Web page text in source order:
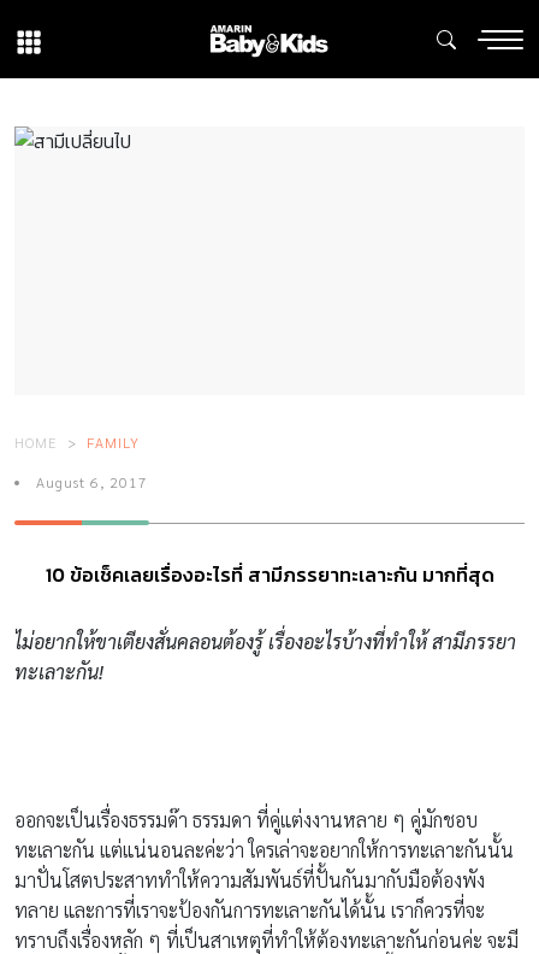
HOME FAMILY
August 6, 2017
10 ข้อเช็คเลยเรื่องอะไรที่ สามีภรรยาทะเลาะกัน มากที่สุด
ไม่อยากให้ขาเตียงสั่นคลอนต้องรู้ เรื่องอะไรบ้างที่ทำให้ สามีภรรยา
ทะเลาะกัน!
ออกจะเป็นเรื่องธรรมด๊า ธรรมดา ที่คู่แต่งงานหลาย ๆ คู่มักชอบ
ทะเลาะกัน แต่แน่นอนละค่ะว่า ใครเล่าจะอยากให้การทะเลาะกันนั้น
มาปั่นโสตประสาททำให้ความสัมพันธ์ที่ปั้นกันมากับมือต้องพัง
ทลาย และการที่เราจะป้องกันการทะเลาะกันได้นั้น เราก็ควรที่จะ
ทราบถึงเรื่องหลัก ๆ ที่เป็นสาเหตุที่ทำให้ต้องทะเลาะกันก่อนค่ะ จะมี